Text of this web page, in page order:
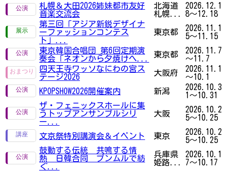
札幌＆大田2026姉妹都市友好
音楽交流会
北海道
札幌...
2026.12.1
8～12.18
第三回「アジア新鋭デザイナ
ーファッションコンテス
ト」...
東京都
2026.11.1
5～11.15
東京韓国合唱団 第6回定期演
奏会「ネオンから夕焼けへ...
東京都
2026.11.7
～11.7
四天王寺ワッソなにわの宮ス
テージ2026
大阪府
2026.11.1
～10.1
KPOPSHOW2026開催案内
新潟
2026.10.3
1～10.31
ザ・フェニックスホールに集
うトップアンサンブルシリ
ー...
大阪
2026.10.2
5～10.25
文京祭特別講演会＆イベント 東京
2026.10.2
5～10.25
鼓動する伝統 共鳴する情
熱 日韓合同 プンムルで紡
ぐ...
兵庫県
姫路...
2026.10.1
7～10.17